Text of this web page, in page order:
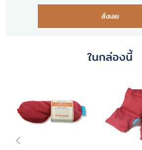
และกลิ่นหอมของดอกลาเวนเดอร์ บรรเท
การตึงตัว เครียด ไมเกรน และบรรเทาอา
ตากุ้งยิง และเทียนหอมจากไขถั่วเหลืองอ
สั่งเลย
ในกล่องนี้